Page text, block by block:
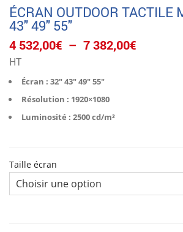
ÉCRAN OUTDOOR TACTILE
43″ 49″ 55″
4 532,00€ – 7 382,00€
HT
Écran : 32″ 43″ 49″ 55″
Résolution : 1920×1080
Luminosité : 2500 cd/m²
Taille écran